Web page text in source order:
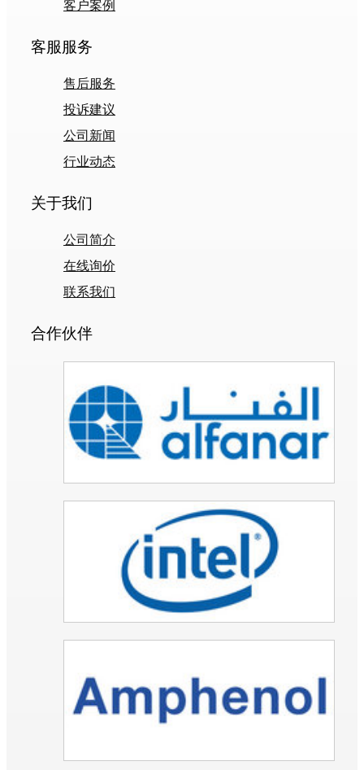
客户案例
客服服务
售后服务
投诉建议
公司新闻
行业动态
关于我们
公司简介
在线询价
联系我们
合作伙伴